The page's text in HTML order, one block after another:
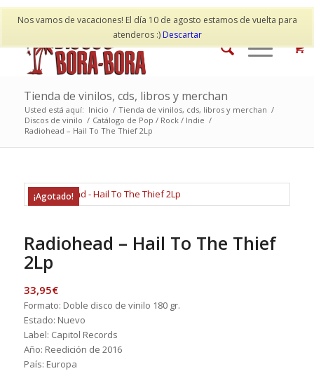
Nos vamos de vacaciones! El día 10 de agosto estamos de vuelta para
atenderos :)Descartar
Mi cuenta Contacto
Tienda de vinilos, cds, libros y merchan
Usted está aquí: Inicio / Tienda de vinilos, cds, libros y merchan /
Discos de vinilo / Catálogo de Pop / Rock / Indie /
Radiohead – Hail To The Thief 2Lp
¡Agotado!
Radiohead – Hail To The Thief
2Lp
33,95€
Formato: Doble disco de vinilo 180 gr.
Estado: Nuevo
Label: Capitol Records
Año: Reedición de 2016
País: Europa